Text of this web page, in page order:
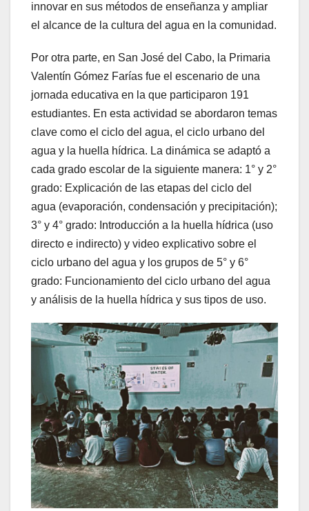
innovar en sus métodos de enseñanza y ampliar
el alcance de la cultura del agua en la comunidad.
Por otra parte, en San José del Cabo, la Primaria
Valentín Gómez Farías fue el escenario de una
jornada educativa en la que participaron 191
estudiantes. En esta actividad se abordaron temas
clave como el ciclo del agua, el ciclo urbano del
agua y la huella hídrica. La dinámica se adaptó a
cada grado escolar de la siguiente manera: 1° y 2°
grado: Explicación de las etapas del ciclo del
agua (evaporación, condensación y precipitación);
3° y 4° grado: Introducción a la huella hídrica (uso
directo e indirecto) y video explicativo sobre el
ciclo urbano del agua y los grupos de 5° y 6°
grado: Funcionamiento del ciclo urbano del agua
y análisis de la huella hídrica y sus tipos de uso.